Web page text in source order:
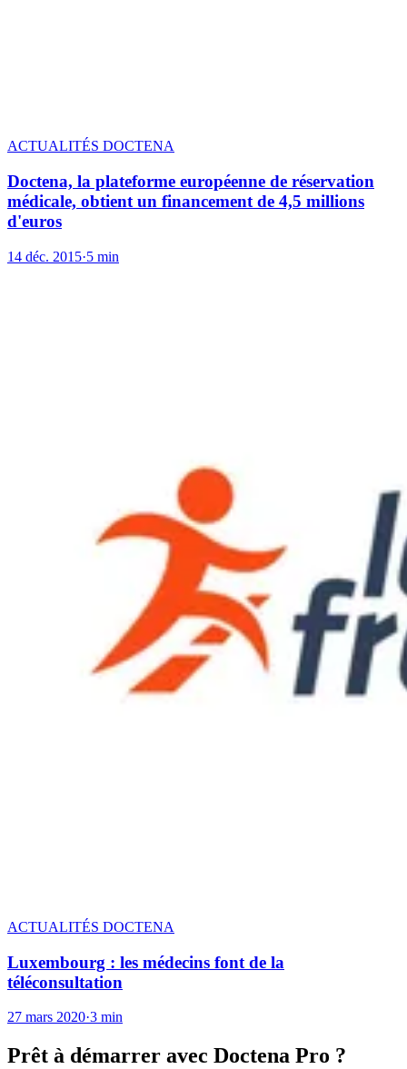
ACTUALITÉS DOCTENA
Doctena, la plateforme européenne de réservation
médicale, obtient un financement de 4,5 millions
d'euros
14 déc. 2015·5 min
ACTUALITÉS DOCTENA
Luxembourg : les médecins font de la
téléconsultation
27 mars 2020·3 min
Prêt à démarrer avec Doctena Pro ?